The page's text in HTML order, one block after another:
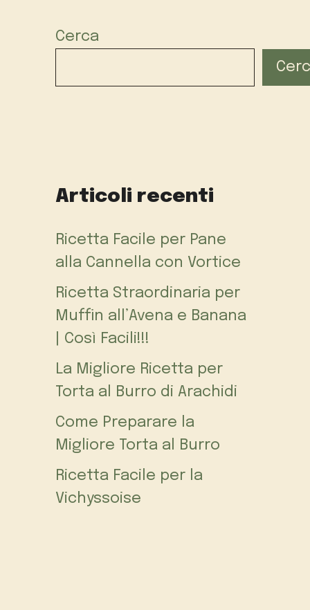
Cerca
Articoli recenti
Ricetta Facile per Pane
alla Cannella con Vortice
Ricetta Straordinaria per
Muffin all’Avena e Banana
| Così Facili!!!
La Migliore Ricetta per
Torta al Burro di Arachidi
Come Preparare la
Migliore Torta al Burro
Ricetta Facile per la
Vichyssoise